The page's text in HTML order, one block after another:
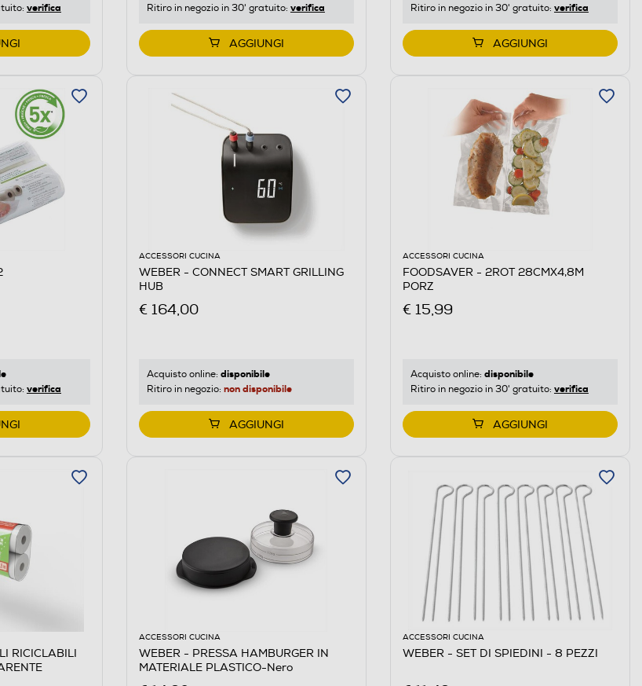
verifica Ritiro in negozio in 30' gratuito: verifica
AGGIUNGI
Ritiro in negozio in 30' gratuito: verifica
AGGIUNGI
verifica
ACCESSORI CUCINA
WEBER - CONNECT SMART GRILLING
HUB
€ 164,00
Acquisto online: disponibile
Ritiro in negozio: non disponibile
AGGIUNGI
ACCESSORI CUCINA
FOODSAVER - 2ROT 28CMX4,8M
PORZ
€ 15,99
Acquisto online: disponibile
Ritiro in negozio in 30' gratuito: verifica
AGGIUNGI
RICICLABILI
ACCESSORI CUCINA
WEBER - PRESSA HAMBURGER IN
MATERIALE PLASTICO-Nero
ACCESSORI CUCINA
WEBER - SET DI SPIEDINI - 8 PEZZI